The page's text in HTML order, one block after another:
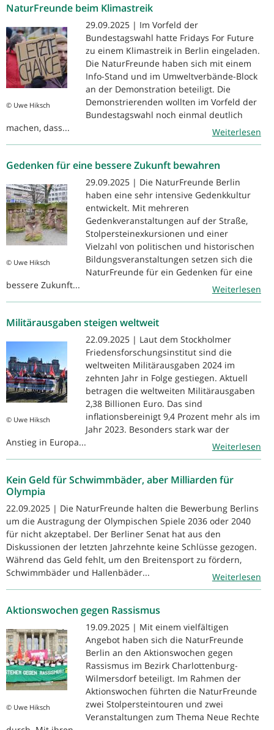
NaturFreunde beim Klimastreik
© Uwe Hiksch
29.09.2025 | Im Vorfeld der
Bundestagswahl hatte Fridays For Future
zu einem Klimastreik in Berlin eingeladen.
Die NaturFreunde haben sich mit einem
Info-Stand und im Umweltverbände-Block
an der Demonstration beteiligt. Die
Demonstrierenden wollten im Vorfeld der
Bundestagswahl noch einmal deutlich
machen, dass...
Weiterlesen
Gedenken für eine bessere Zukunft bewahren
© Uwe Hiksch
29.09.2025 | Die NaturFreunde Berlin
haben eine sehr intensive Gedenkkultur
entwickelt. Mit mehreren
Gedenkveranstaltungen auf der Straße,
Stolpersteinexkursionen und einer
Vielzahl von politischen und historischen
Bildungsveranstaltungen setzen sich die
NaturFreunde für ein Gedenken für eine
bessere Zukunft...
Weiterlesen
Militärausgaben steigen weltweit
© Uwe Hiksch
22.09.2025 | Laut dem Stockholmer
Friedensforschungsinstitut sind die
weltweiten Militärausgaben 2024 im
zehnten Jahr in Folge gestiegen. Aktuell
betragen die weltweiten Militärausgaben
2,38 Billionen Euro. Das sind
inflationsbereinigt 9,4 Prozent mehr als im
Jahr 2023. Besonders stark war der
Anstieg in Europa...
Weiterlesen
Kein Geld für Schwimmbäder, aber Milliarden für
Olympia
22.09.2025 | Die NaturFreunde halten die Bewerbung Berlins
um die Austragung der Olympischen Spiele 2036 oder 2040
für nicht akzeptabel. Der Berliner Senat hat aus den
Diskussionen der letzten Jahrzehnte keine Schlüsse gezogen.
Während das Geld fehlt, um den Breitensport zu fördern,
Schwimmbäder und Hallenbäder...
Weiterlesen
Aktionswochen gegen Rassismus
© Uwe Hiksch
19.09.2025 | Mit einem vielfältigen
Angebot haben sich die NaturFreunde
Berlin an den Aktionswochen gegen
Rassismus im Bezirk Charlottenburg-
Wilmersdorf beteiligt. Im Rahmen der
Aktionswochen führten die NaturFreunde
zwei Stolpersteintouren und zwei
Veranstaltungen zum Thema Neue Rechte